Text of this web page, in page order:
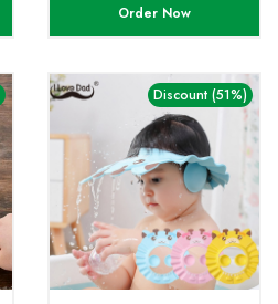
Order Now
Discount (51%)